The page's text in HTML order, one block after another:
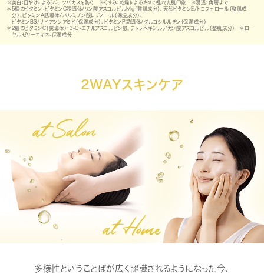
※美白：日やけによるシミ・ソバカスを防ぐ ※くすみ：乾燥によるキメの乱れた肌印象 ※浸透：角層まで
＊5種のビタミン：ビタミンC誘導体/リン酸アスコルビルMg（整肌成分）、天然ビタミンE/トコフェロール（整肌成
分）、ビタミンA誘導体/パルミチン酸レチノール（保湿成分）、
ビタミンB3/ナイアシンアミド（保湿成分）、ビタミンP誘導体/グルコシルルチン（保湿成分）
＊2種のビタミンC（誘導体）：3-O-エチルアスコルピン酸、テトラヘキシルデカン酸アスコルビル（整肌成分） ＊ロー
ヤルゼリーエキス：保湿成分
2WAYスキンケア
多様性ということばが広く認識されるようになった今、